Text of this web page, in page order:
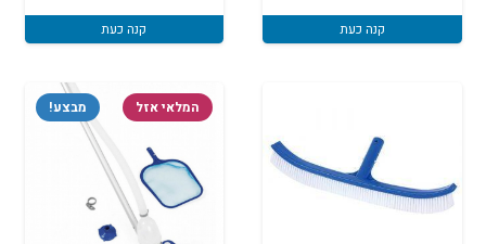
קנה כעת קנה כעת
מבצע! המלאי אזל